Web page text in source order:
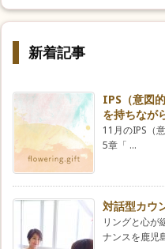
新着記事
IPS（意図
を持ちなが
11月のIPS（
5章「 ...
対話型カウ
リングと心が
ナンスを鹿児